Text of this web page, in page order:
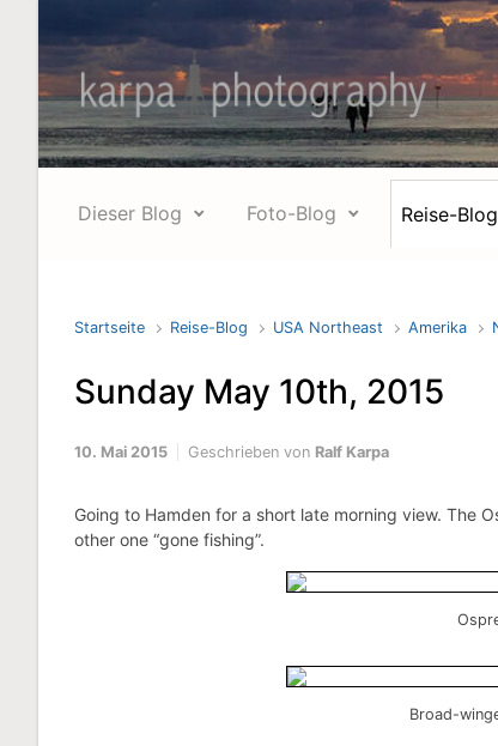
Zum Hauptinhalt springen
Dieser Blog Foto-Blog Reise-Blog
Startseite Reise-Blog USA Northeast Amerika
Sunday May 10th, 2015
10. Mai 2015 Geschrieben von Ralf Karpa
Going to Hamden for a short late morning view. The
other one “gone fishing”.
Broad-